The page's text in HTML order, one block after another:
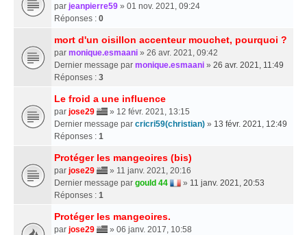
par jeanpierre59 » 01 nov. 2021, 09:24
Réponses : 0
mort d'un oisillon accenteur mouchet, pourquoi ?
par monique.esmaani » 26 avr. 2021, 09:42
Dernier message par monique.esmaani » 26 avr. 2021, 11:49
Réponses : 3
Le froid a une influence
par jose29
» 12 févr. 2021, 13:15
Dernier message par cricri59(christian) » 13 févr. 2021, 12:49
Réponses : 1
Protéger les mangeoires (bis)
par jose29
» 11 janv. 2021, 20:16
Dernier message par gould 44 » 11 janv. 2021, 20:53
Réponses : 1
Protéger les mangeoires.
par jose29
» 06 janv. 2017, 10:58